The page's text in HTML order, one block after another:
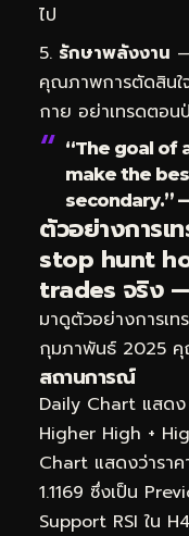
ไป
รักษาพลังงาน
คุณภาพการตัดสินใ
กาย อย่าเทรดตอน
“The goal of
make the
secondary.”
ตัวอย่างการ
stop hunt
trades จริง
มาดูตัวอย่างการเ
กุมภาพันธ์ 2025 คุ
สถานการณ์
Daily Chart แสด
Higher High +
Chart แสดงว่าราค
1.1169 ซึ่งเป็น
Support RSI ใน